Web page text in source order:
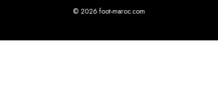
© 2026 foot-maroc.com